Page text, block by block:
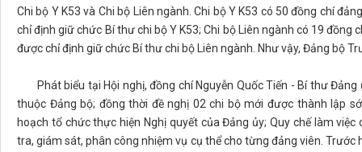
Chi bộ Y K53 và Chi bộ Liên ngành. Chi bộ Y K53 có 50 đồng chí
chỉ định giữ chức Bí thư chi bộ Y K53; Chi bộ Liên ngành có 19
được chỉ định giữ chức Bí thư chi bộ Liên ngành. Như vậy, Đảng bộ
Phát biểu tại Hội nghị, đồng chí Nguyễn Quốc Tiến - Bí thư
thuộc Đảng bộ; đồng thời đề nghị 02 chi bộ mới được thành lập
hoạch tổ chức thực hiện Nghị quyết của Đảng ủy; Quy chế làm
tra, giám sát, phân công nhiệm vụ cụ thể cho từng đảng viên.